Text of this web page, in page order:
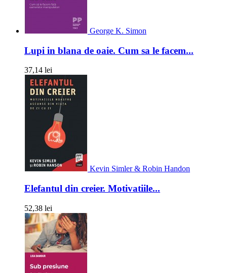
George K. Simon
Lupi in blana de oaie. Cum sa le facem...
37,14 lei
Kevin Simler & Robin Handon
Elefantul din creier. Motivatiile...
52,38 lei